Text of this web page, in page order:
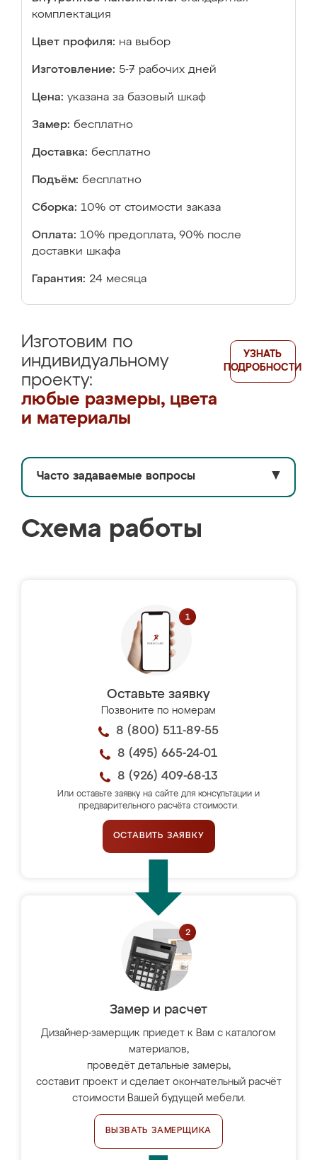
комплектация
Цвет профиля: на выбор
Изготовление: 5-7 рабочих дней
Цена: указана за базовый шкаф
Замер: бесплатно
Доставка: бесплатно
Подъём: бесплатно
Сборка: 10% от стоимости заказа
Оплата: 10% предоплата, 90% после
доставки шкафа
Гарантия: 24 месяца
Изготовим по
индивидуальному
проекту:
любые размеры, цвета
и материалы
УЗНАТЬ
ПОДРОБНОСТИ
Часто задаваемые вопросы ▼
Схема работы
Оставьте заявку
Позвоните по номерам
8 (800) 511-89-55
8 (495) 665-24-01
8 (926) 409-68-13
Или оставьте заявку на сайте для консультации и
предварительного расчёта стоимости.
ОСТАВИТЬ ЗАЯВКУ
Замер и расчет
Дизайнер-замерщик приедет к Вам с каталогом
материалов,
проведёт детальные замеры,
составит проект и сделает окончательный расчёт
стоимости Вашей будущей мебели.
ВЫЗВАТЬ ЗАМЕРЩИКА